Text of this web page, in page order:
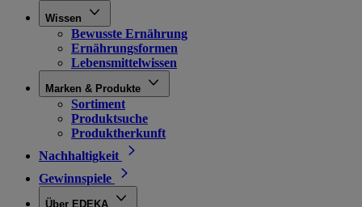
Wissen
Bewusste Ernährung
Ernährungsformen
Lebensmittelwissen
Marken & Produkte
Sortiment
Produktsuche
Produktherkunft
Nachhaltigkeit
Gewinnspiele
Über EDEKA